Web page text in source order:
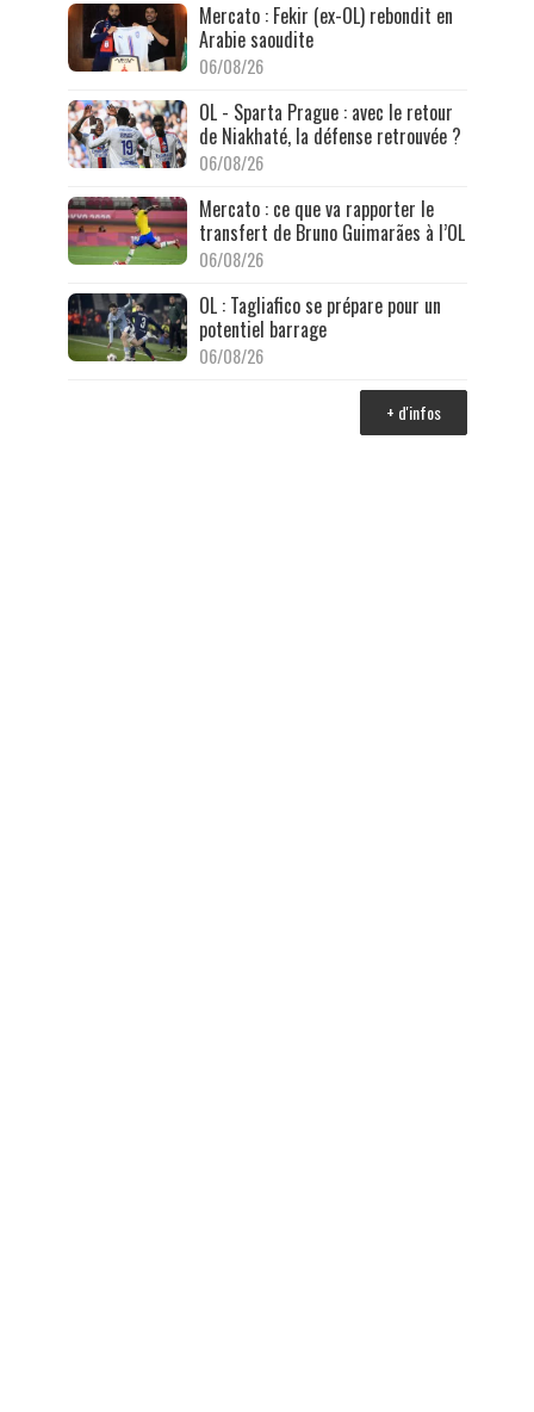
Mercato : Fekir (ex-OL) rebondit en
Arabie saoudite
06/08/26
OL - Sparta Prague : avec le retour
de Niakhaté, la défense retrouvée ?
06/08/26
Mercato : ce que va rapporter le
transfert de Bruno Guimarães à l’OL
06/08/26
OL : Tagliafico se prépare pour un
potentiel barrage
06/08/26
+ d'infos